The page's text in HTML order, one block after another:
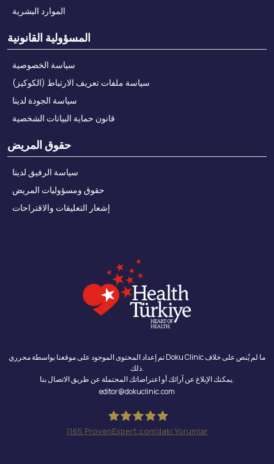
الموارد البشرية
المسؤولية القانونية
سياسة الخصوصية
سياسة ملفات تعريف الارتباط (الكوكيز)
سياسة الجودة لدينا
قانون حماية البيانات الشخصية
حقوق المريض
سياسة الرفيق لدينا
حقوق ومسؤوليات المريض
إشعار التعليقات والاقتراحات
تم إعداد المحتوى الموجود على موقعنا بواسطة محرري Doku Clinic ما لم يُنص على خلاف
ذلك.
يمكنك الإبلاغ عن آرائك أو اعتراضاتك المحتملة عن طريق الاتصال بنا.
editor@dokuclinic.com
1165 ProvenExpert.com'daki Yorumlar